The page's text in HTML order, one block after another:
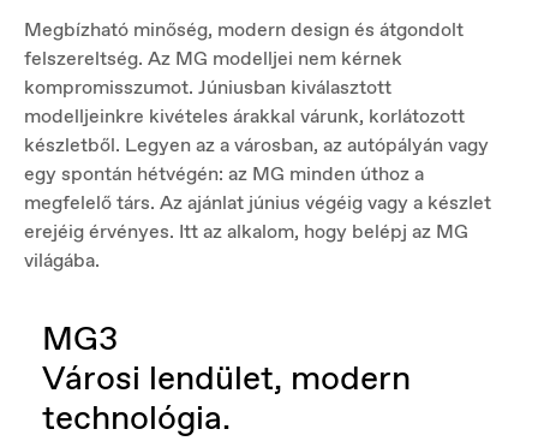
Megbízható minőség, modern design és átgondolt
felszereltség. Az MG modelljei nem kérnek
kompromisszumot. Júniusban kiválasztott
modelljeinkre kivételes árakkal várunk, korlátozott
készletből. Legyen az a városban, az autópályán vagy
egy spontán hétvégén: az MG minden úthoz a
megfelelő társ. Az ajánlat június végéig vagy a készlet
erejéig érvényes. Itt az alkalom, hogy belépj az MG
világába.
MG3
Városi lendület, modern
technológia.